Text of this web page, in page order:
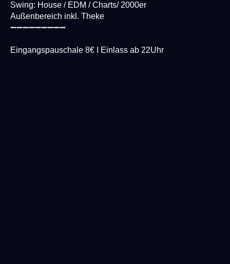
Swing: House / EDM / Charts/ 2000er
Außenbereich inkl. Theke
➖➖➖➖➖➖➖➖➖
Eingangspauschale 8€ I Einlass ab 22Uhr